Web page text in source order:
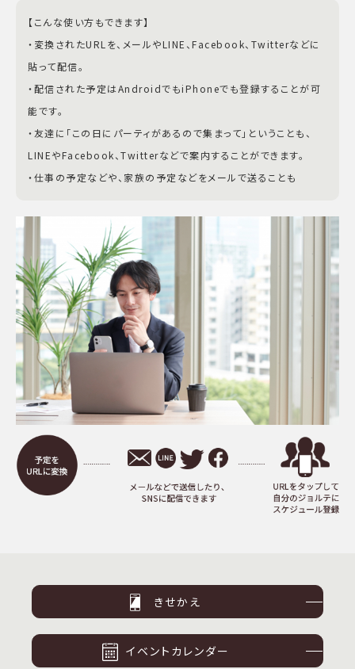
【こんな使い方もできます】
・変換されたURLを、メールやLINE、Facebook、Twitterなどに
貼って配信。
・配信された予定はAndroidでもiPhoneでも登録することが可
能です。
・友達に「この日にパーティがあるので集まって」ということも、
LINEやFacebook、Twitterなどで案内することができます。
・仕事の予定などや、家族の予定などをメールで送ることも
きせかえ
イベントカレンダー